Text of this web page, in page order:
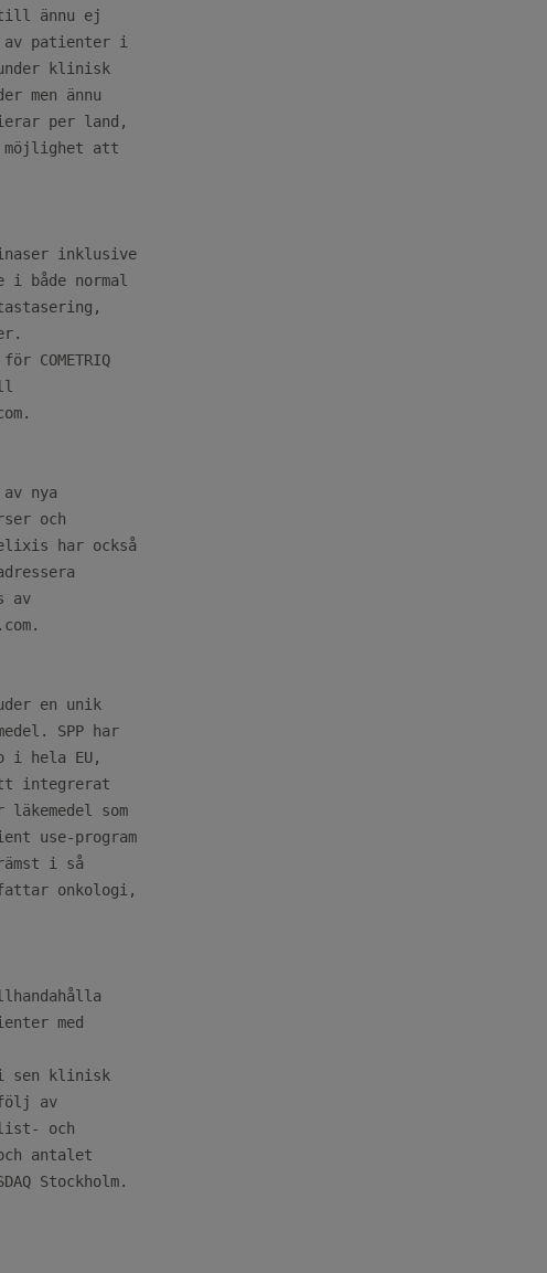
till ännu ej
av patienter i
klinisk
men ännu
per land,
möjlighet att
inklusive
i både normal
COMETRIQ
nya
och
har också
av
en unik
SPP har
i hela EU,
integrerat
som
use-program
i så
onkologi,
med
i sen klinisk
av
och
antalet
Stockholm.